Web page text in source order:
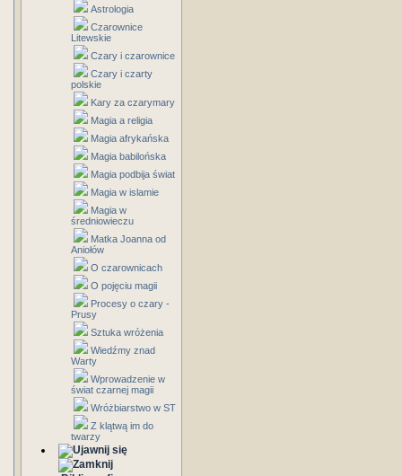
Astrologia
Czarownice
Litewskie
Czary i czarownice
Czary i czarty
polskie
Kary za czarymary
Magia a religia
Magia afrykańska
Magia babilońska
Magia podbija świat
Magia w islamie
Magia w
średniowieczu
Matka Joanna od
Aniołów
O czarownicach
O pojęciu magii
Procesy o czary -
Prusy
Sztuka wróżenia
Wiedźmy znad
Warty
Wprowadzenie w
świat czarnej magii
Wróżbiarstwo w ST
Z klątwą im do
twarzy